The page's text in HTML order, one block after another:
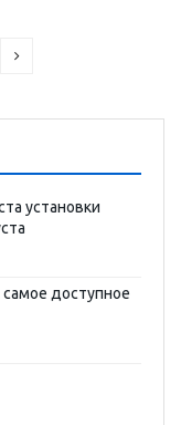
установки
доступное